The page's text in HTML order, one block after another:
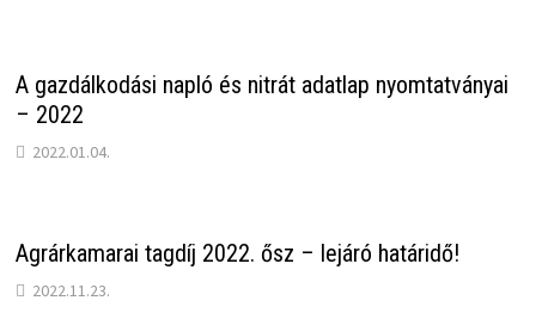
A gazdálkodási napló és nitrát adatlap nyomtatványai
– 2022
2022.01.04.
Agrárkamarai tagdíj 2022. ősz – lejáró határidő!
2022.11.23.